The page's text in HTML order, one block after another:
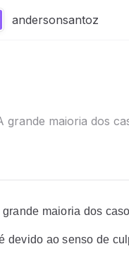
andersonsantoz
grande maioria dos
maioria dos
devido ao senso de